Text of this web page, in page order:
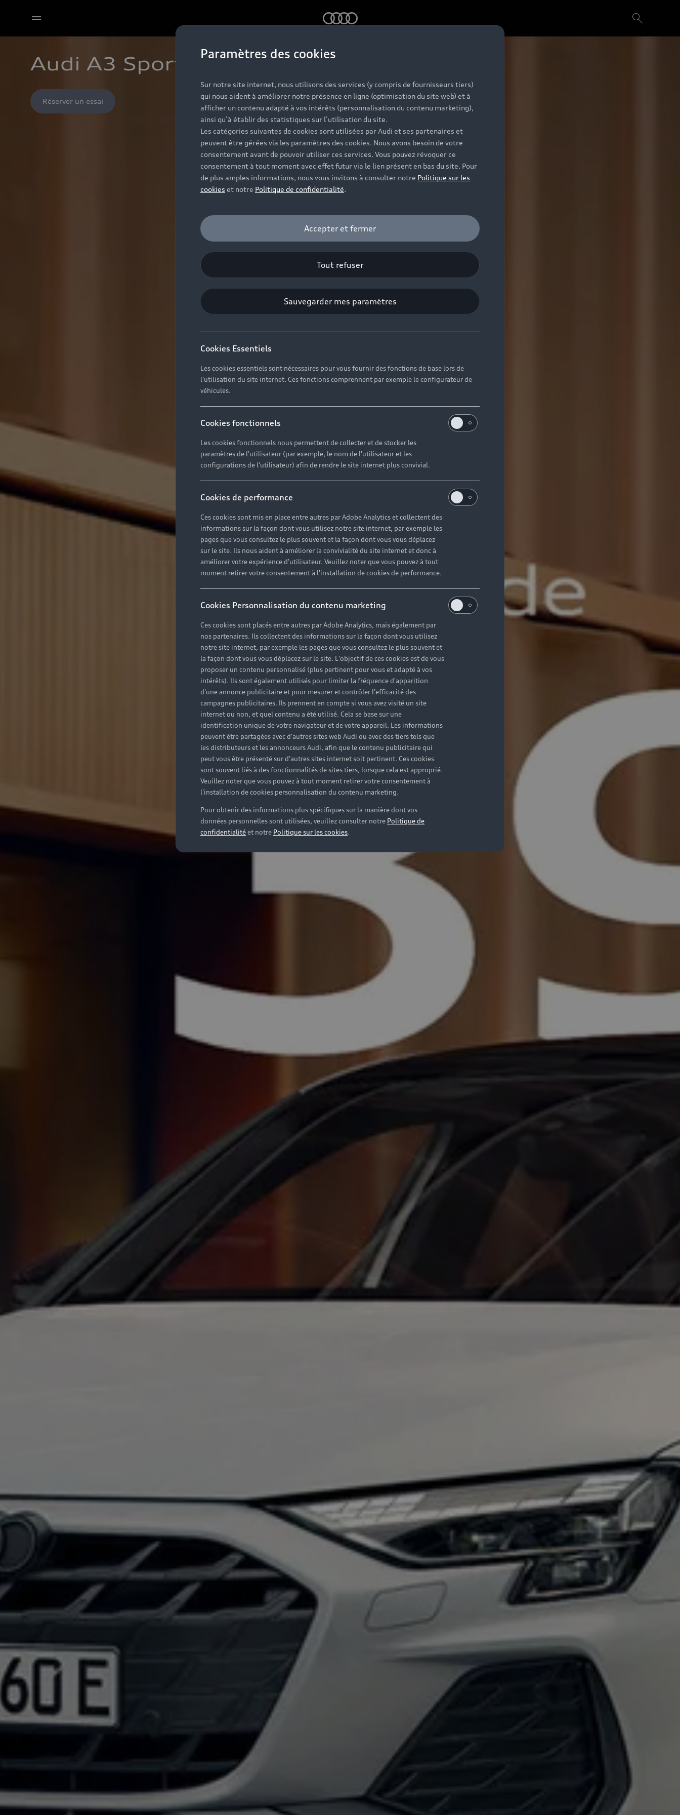
Paramètres des cookies
Sur notre site internet, nous utilisons des services (y compris de fournisseurs tiers)
qui nous aident à améliorer notre présence en ligne (optimisation du site web) et à
afficher un contenu adapté à vos intérêts (personnalisation du contenu marketing),
ainsi qu’à établir des statistiques sur l’utilisation du site.
Les catégories suivantes de cookies sont utilisées par Audi et ses partenaires et
peuvent être gérées via les paramètres des cookies. Nous avons besoin de votre
consentement avant de pouvoir utiliser ces services. Vous pouvez révoquer ce
consentement à tout moment avec effet futur via le lien présent en bas du site. Pour
de plus amples informations, nous vous invitons à consulter notre Politique sur les
cookies et notre Politique de confidentialité.
Accepter et fermer
Tout refuser
Sauvegarder mes paramètres
Cookies Essentiels
Les cookies essentiels sont nécessaires pour vous fournir des fonctions de base lors de
l'utilisation du site internet. Ces fonctions comprennent par exemple le configurateur de
véhicules.
Cookies fonctionnels
Les cookies fonctionnels nous permettent de collecter et de stocker les
paramètres de l'utilisateur (par exemple, le nom de l'utilisateur et les
configurations de l'utilisateur) afin de rendre le site internet plus convivial.
Cookies de performance
Ces cookies sont mis en place entre autres par Adobe Analytics et collectent des
informations sur la façon dont vous utilisez notre site internet, par exemple les
pages que vous consultez le plus souvent et la façon dont vous vous déplacez
sur le site. Ils nous aident à améliorer la convivialité du site internet et donc à
améliorer votre expérience d'utilisateur. Veuillez noter que vous pouvez à tout
moment retirer votre consentement à l'installation de cookies de performance.
Cookies Personnalisation du contenu marketing
Ces cookies sont placés entre autres par Adobe Analytics, mais également par
nos partenaires. Ils collectent des informations sur la façon dont vous utilisez
notre site internet, par exemple les pages que vous consultez le plus souvent et
la façon dont vous vous déplacez sur le site. L'objectif de ces cookies est de vous
proposer un contenu personnalisé (plus pertinent pour vous et adapté à vos
intérêts). Ils sont également utilisés pour limiter la fréquence d'apparition
d'une annonce publicitaire et pour mesurer et contrôler l'efficacité des
campagnes publicitaires. Ils prennent en compte si vous avez visité un site
internet ou non, et quel contenu a été utilisé. Cela se base sur une
identification unique de votre navigateur et de votre appareil. Les informations
peuvent être partagées avec d'autres sites web Audi ou avec des tiers tels que
les distributeurs et les annonceurs Audi, afin que le contenu publicitaire qui
peut vous être présenté sur d'autres sites internet soit pertinent. Ces cookies
sont souvent liés à des fonctionnalités de sites tiers, lorsque cela est approprié.
Veuillez noter que vous pouvez à tout moment retirer votre consentement à
l'installation de cookies personnalisation du contenu marketing.
Pour obtenir des informations plus spécifiques sur la manière dont vos
données personnelles sont utilisées, veuillez consulter notre Politique de
confidentialitéet notre Politique sur les cookies.
Audi A3 Sportback TFSI e
Réserver un essai